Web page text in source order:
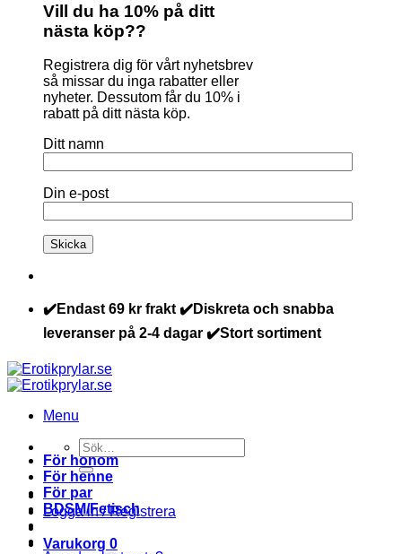
Vill du ha 10% på ditt
nästa köp??
Registrera dig för vårt nyhetsbrev
så missar du inga rabatter eller
nyheter. Dessutom får du 10% i
rabatt på ditt nästa köp.
Ditt namn
Din e-post
✔️Endast 69 kr frakt ✔️Diskreta och snabba
leveranser på 2-4 dagar ✔️Stort sortiment
Menu
Sök
efter:
Logga in / Registrera
Varukorg 0
För honom
För henne
För par
BDSM/Fetisch